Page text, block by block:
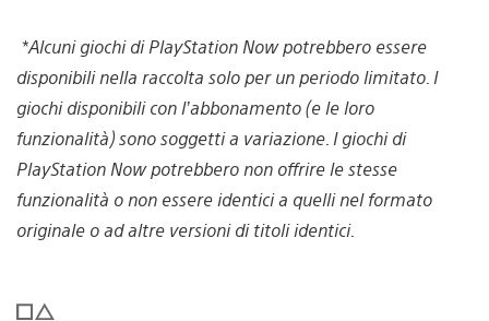
*Alcuni giochi di PlayStation Now potrebbero essere
disponibili nella raccolta solo per un periodo limitato. I
giochi disponibili con l’abbonamento (e le loro
funzionalità) sono soggetti a variazione. I giochi di
PlayStation Now potrebbero non offrire le stesse
funzionalità o non essere identici a quelli nel formato
originale o ad altre versioni di titoli identici.